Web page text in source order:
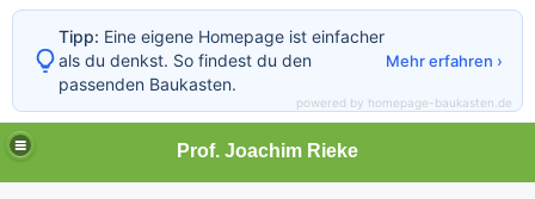
Prof. Joachim Rieke
Tipp: Eine eigene Homepage ist einfacher
als du denkst. So findest du den
passenden Baukasten.
Mehr erfahren ›
powered by homepage-baukasten.de